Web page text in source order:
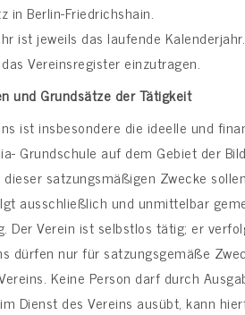
in Berlin-Friedrichshain.
ist jeweils das laufende Kalenderjahr.
Vereinsregister einzutragen.
und Grundsätze der Tätigkeit
ist insbesondere die ideelle und
Grundschule auf dem Gebiet der
dieser satzungsmäßigen Zwecke
ausschließlich und unmittelbar
Der Verein ist selbstlos tätig; er
dürfen nur für satzungsgemäße
Keine Person darf durch
Dienst des Vereins ausübt, kann